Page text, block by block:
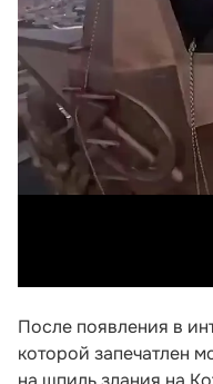
После появления в
которой запечатлен